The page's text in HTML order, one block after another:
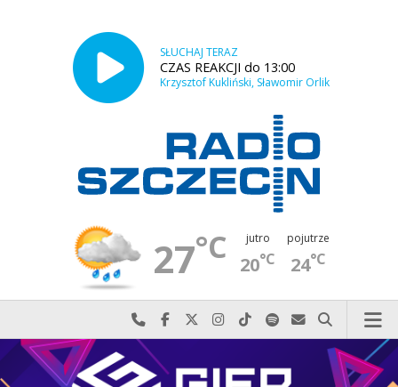
SŁUCHAJ TERAZ
CZAS REAKCJI do 13:00
Krzysztof Kukliński, Sławomir Orlik
27°C jutro
20°C
pojutrze
24°C
Najlepiej po prostu do nas zadzwoń
Odwiedź nas na Facebook-u
Odwiedź nas na X
Odwiedź nas na Instagram-ie
Odwiedź nas na TikTok-u
Szukaj nas na Spotify
Wyślij do nas
Szukaj